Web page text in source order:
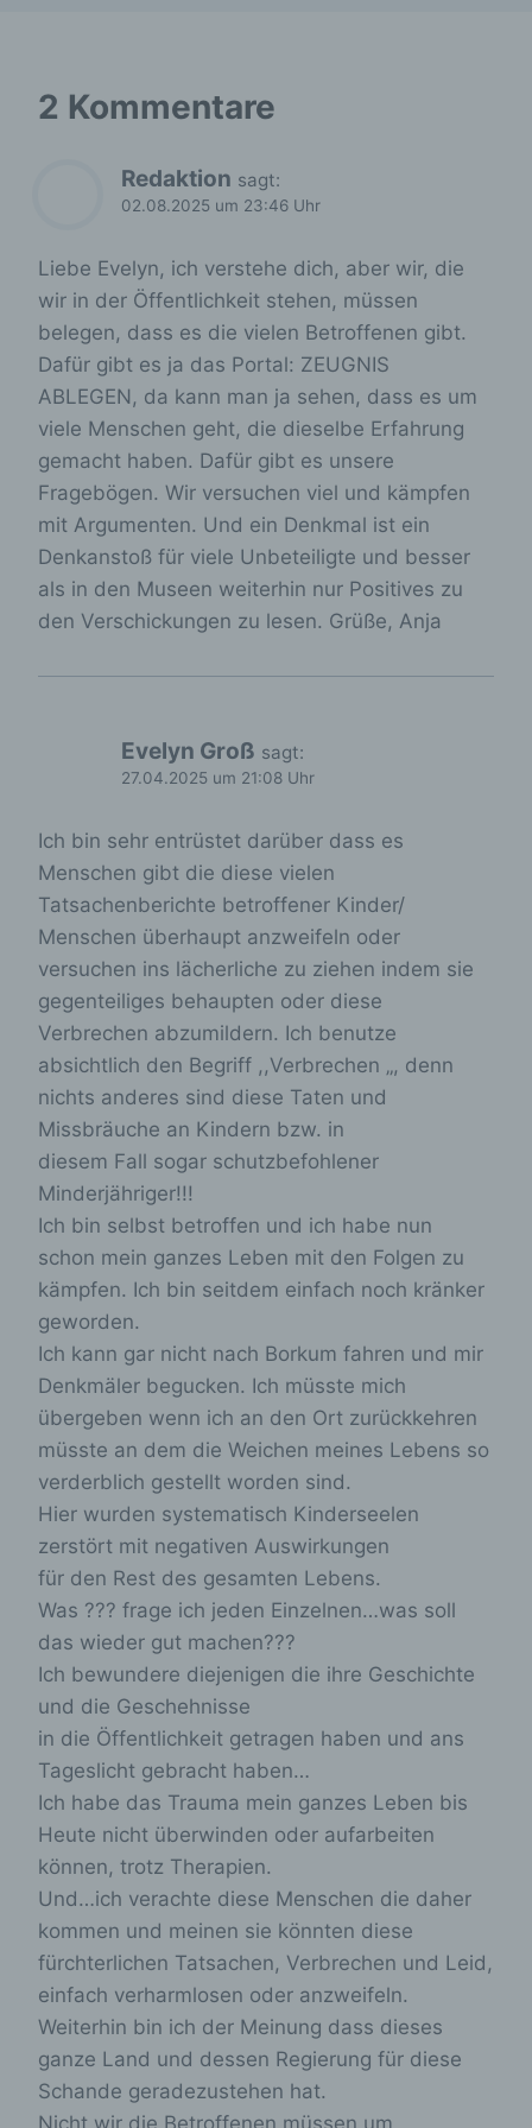
2 Kommentare
Redaktion sagt:
02.08.2025 um 23:46 Uhr
Liebe Evelyn, ich verstehe dich, aber wir, die
wir in der Öffentlichkeit stehen, müssen
belegen, dass es die vielen Betroffenen gibt.
Dafür gibt es ja das Portal: ZEUGNIS
ABLEGEN, da kann man ja sehen, dass es um
viele Menschen geht, die dieselbe Erfahrung
gemacht haben. Dafür gibt es unsere
Fragebögen. Wir versuchen viel und kämpfen
mit Argumenten. Und ein Denkmal ist ein
Denkanstoß für viele Unbeteiligte und besser
als in den Museen weiterhin nur Positives zu
den Verschickungen zu lesen. Grüße, Anja
Evelyn Groß sagt:
27.04.2025 um 21:08 Uhr
Ich bin sehr entrüstet darüber dass es
Menschen gibt die diese vielen
Tatsachenberichte betroffener Kinder/
Menschen überhaupt anzweifeln oder
versuchen ins lächerliche zu ziehen indem sie
gegenteiliges behaupten oder diese
Verbrechen abzumildern. Ich benutze
absichtlich den Begriff ,,Verbrechen „, denn
nichts anderes sind diese Taten und
Missbräuche an Kindern bzw. in
diesem Fall sogar schutzbefohlener
Minderjähriger!!!
Ich bin selbst betroffen und ich habe nun
schon mein ganzes Leben mit den Folgen zu
kämpfen. Ich bin seitdem einfach noch kränker
geworden.
Ich kann gar nicht nach Borkum fahren und mir
Denkmäler begucken. Ich müsste mich
übergeben wenn ich an den Ort zurückkehren
müsste an dem die Weichen meines Lebens so
verderblich gestellt worden sind.
Hier wurden systematisch Kinderseelen
zerstört mit negativen Auswirkungen
für den Rest des gesamten Lebens.
Was ??? frage ich jeden Einzelnen…was soll
das wieder gut machen???
Ich bewundere diejenigen die ihre Geschichte
und die Geschehnisse
in die Öffentlichkeit getragen haben und ans
Tageslicht gebracht haben…
Ich habe das Trauma mein ganzes Leben bis
Heute nicht überwinden oder aufarbeiten
können, trotz Therapien.
Und…ich verachte diese Menschen die daher
kommen und meinen sie könnten diese
fürchterlichen Tatsachen, Verbrechen und Leid,
einfach verharmlosen oder anzweifeln.
Weiterhin bin ich der Meinung dass dieses
ganze Land und dessen Regierung für diese
Schande geradezustehen hat.
Nicht wir die Betroffenen müssen um
Internetseiten und Servern, den individuellen
Browser der betroffenen Person von anderen
zu unterscheiden. Ein bestimmter Internetbrowser
kann über die eindeutige Cookie-ID wiedererkannt
Durch den Einsatz von Cookies kann den Nutzern
dieser Internetseite nutzerfreundlichere Services
bereitstellen, die ohne die Cookie-Setzung nicht
möglich wären.
Mittels eines Cookies können die Informationen
und Angebote auf unserer Internetseite im Sinne
des Benutzers optimiert werden. Cookies
ermöglichen uns, wie bereits erwähnt, die
Benutzer unserer Internetseite wiederzuerkennen.
Zweck dieser Wiedererkennung ist es, den
Nutzern die Verwendung unserer Internetseite zu
erleichtern. Der Benutzer einer Internetseite, die
Cookies verwendet, muss beispielsweise nicht bei
jedem Besuch der Internetseite erneut seine
Zugangsdaten eingeben, weil dies von der
Internetseite und dem auf dem Computersystem
virtuellen Warenkorb gelegt hat, über ein Cookie.
mittels einer entsprechenden Einstellung des
genutzten Internetbrowsers verhindern und damit
der Setzung von Cookies dauerhaft
widersprechen. Ferner können bereits gesetzte
Cookies jederzeit über einen Internetbrowser oder
andere Softwareprogramme gelöscht werden. Dies
ist in allen gängigen Internetbrowsern möglich.
Deaktiviert die betroffene Person die Setzung von
Cookies in dem genutzten Internetbrowser, sind
unter Umständen nicht alle Funktionen unserer
Internetseite vollumfänglich nutzbar.
Erfassung von allgemeinen Daten und
Informationen
Die Internetseite erfasst mit jedem Aufruf der
Internetseite durch eine betroffene Person oder
ein automatisiertes System eine Reihe von
allgemeinen Daten und Informationen. Diese
allgemeinen Daten und Informationen werden in
den Logfiles des Servers gespeichert. Erfasst
werden können die (1) verwendeten
Browsertypen und Versionen, (2) das vom
zugreifenden System verwendete
Betriebssystem, (3) die Internetseite, von
welcher ein zugreifendes System auf unsere
Internetseite gelangt (sogenannte Referrer), (4)
die Unterwebseiten, welche über ein
zugreifendes System auf unserer Internetseite
angesteuert werden, (5) das Datum und die
Uhrzeit eines Zugriffs auf die Internetseite, (6)
eine Internet-Protokoll-Adresse (IP-Adresse),
(7) der Internet-Service-Provider des
zugreifenden Systems und (8) sonstige ähnliche
Daten und Informationen, die der
Gefahrenabwehr im Falle von Angriffen auf
unsere informationstechnologischen Systeme
dienen.
Bei der Nutzung dieser allgemeinen Daten und
Informationen ziehen wird keine Rückschlüsse auf
die betroffene Person. Diese Informationen werden
vielmehr benötigt, um (1) die Inhalte unserer
Internetseite korrekt auszuliefern, (2) die Inhalte
unserer Internetseite sowie die Werbung für diese
Funktionsfähigkeit unserer
informationstechnologischen Systeme und der
Technik unserer Internetseite zu gewährleisten
eines Cyberangriffes die zur Strafverfolgung
notwendigen Informationen bereitzustellen. Diese
anonym erhobenen Daten und Informationen
werden durch uns daher einerseits statistisch und